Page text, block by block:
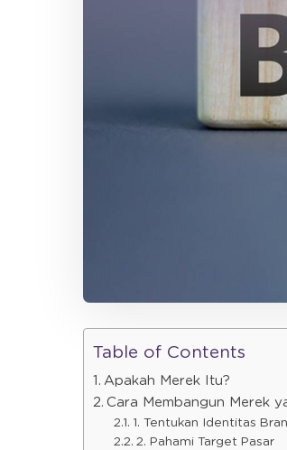
Table of Contents
Apakah Merek Itu?
Cara Membangun Merek
1. Tentukan Identitas
2. Pahami Target Pasar